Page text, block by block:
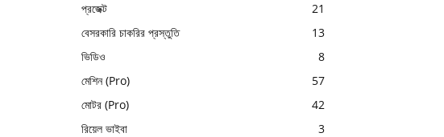
প্রজেক্ট
21
বেসরকারি চাকরির প্রস্তুতি
13
ভিডিও
8
মেশিন (Pro)
57
মোটর (Pro)
42
রিয়েল ভাইবা
3